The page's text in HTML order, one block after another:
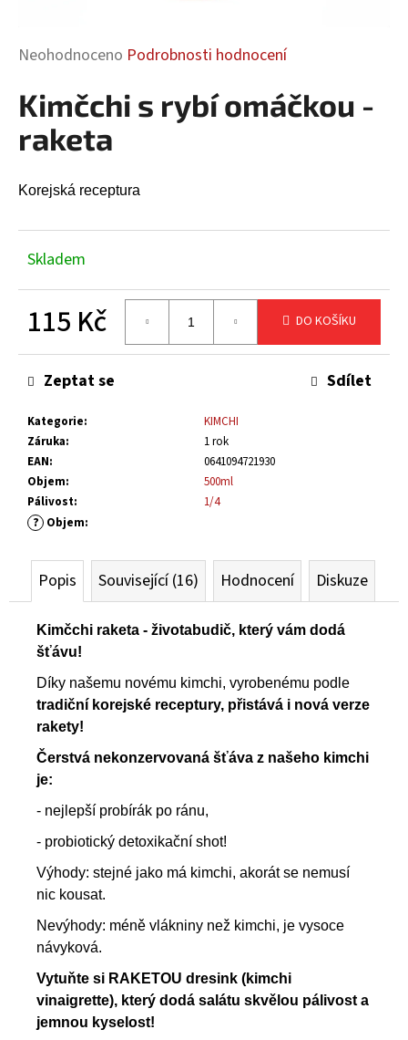
Průměrné
produktu
je
0,0
5
Neohodnoceno Podrobnosti hodnocení
Kimčchi s rybí omáčkou -
raketa
Korejská receptura
Skladem
115 Kč DO KOŠÍKU
Kategorie:
KIMCHI
Záruka:
1 rok
EAN:
0641094721930
Objem:
500ml
Pálivost: 1/4
? Objem:
Zeptat se Sdílet
Popis Související (16) Hodnocení Diskuze
Kimčchi raketa - životabudič, který vám dodá
šťávu!
Díky našemu novému kimchi, vyrobenému podle
tradiční korejské receptury, přistává i nová verze
rakety!
Čerstvá nekonzervovaná šťáva z našeho kimchi
je:
- nejlepší probírák po ránu,
- probiotický detoxikační shot!
Výhody: stejné jako má kimchi, akorát se nemusí
nic kousat.
Nevýhody: méně vlákniny než kimchi, je vysoce
návyková.
Vytuňte si RAKETOU dresink (kimchi
vinaigrette), který dodá salátu skvělou pálivost a
jemnou kyselost!
j
t
?
o
u
m
e
ŠVESTKOVÁ
CHILLI
OMÁČKA
HOT
125